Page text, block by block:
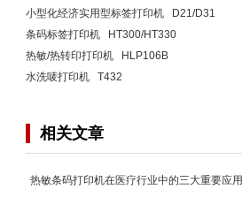
小型化经济实用型标签打印机 D21/D31
条码标签打印机 HT300/HT330
热敏/热转印打印机 HLP106B
水洗唛打印机 T432
相关文章
热敏条码打印机在医疗行业中的三大重要应用